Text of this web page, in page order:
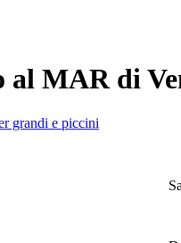
al MAR di
grandi e piccini